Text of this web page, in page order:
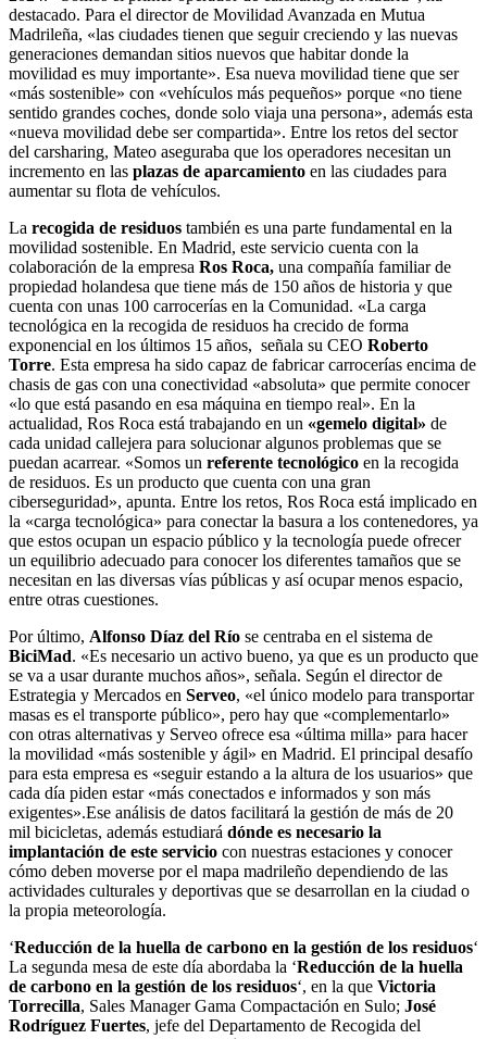
destacado. Para el director de Movilidad Avanzada en Mutua
Madrileña, «las ciudades tienen que seguir creciendo y las nuevas
generaciones demandan sitios nuevos que habitar donde la
movilidad es muy importante». Esa nueva movilidad tiene que ser
«más sostenible» con «vehículos más pequeños» porque «no tiene
sentido grandes coches, donde solo viaja una persona», además esta
«nueva movilidad debe ser compartida». Entre los retos del sector
del carsharing, Mateo aseguraba que los operadores necesitan un
incremento en las plazas de aparcamiento en las ciudades para
aumentar su flota de vehículos.
La recogida de residuos también es una parte fundamental en la
movilidad sostenible. En Madrid, este servicio cuenta con la
colaboración de la empresa Ros Roca, una compañía familiar de
propiedad holandesa que tiene más de 150 años de historia y que
cuenta con unas 100 carrocerías en la Comunidad. «La carga
tecnológica en la recogida de residuos ha crecido de forma
exponencial en los últimos 15 años, señala su CEO Roberto
Torre. Esta empresa ha sido capaz de fabricar carrocerías encima de
chasis de gas con una conectividad «absoluta» que permite conocer
«lo que está pasando en esa máquina en tiempo real». En la
actualidad, Ros Roca está trabajando en un «gemelo digital» de
cada unidad callejera para solucionar algunos problemas que se
puedan acarrear. «Somos un referente tecnológico en la recogida
de residuos. Es un producto que cuenta con una gran
ciberseguridad», apunta. Entre los retos, Ros Roca está implicado en
la «carga tecnológica» para conectar la basura a los contenedores, ya
que estos ocupan un espacio público y la tecnología puede ofrecer
un equilibrio adecuado para conocer los diferentes tamaños que se
necesitan en las diversas vías públicas y así ocupar menos espacio,
entre otras cuestiones.
Por último, Alfonso Díaz del Río se centraba en el sistema de
BiciMad. «Es necesario un activo bueno, ya que es un producto que
se va a usar durante muchos años», señala. Según el director de
Estrategia y Mercados en Serveo, «el único modelo para transportar
masas es el transporte público», pero hay que «complementarlo»
con otras alternativas y Serveo ofrece esa «última milla» para hacer
la movilidad «más sostenible y ágil» en Madrid. El principal desafío
para esta empresa es «seguir estando a la altura de los usuarios» que
cada día piden estar «más conectados e informados y son más
exigentes».Ese análisis de datos facilitará la gestión de más de 20
mil bicicletas, además estudiará dónde es necesario la
implantación de este servicio con nuestras estaciones y conocer
cómo deben moverse por el mapa madrileño dependiendo de las
actividades culturales y deportivas que se desarrollan en la ciudad o
la propia meteorología.
‘Reducción de la huella de carbono en la gestión de los residuos‘
La segunda mesa de este día abordaba la ‘Reducción de la huella
de carbono en la gestión de los residuos‘, en la que Victoria
Torrecilla, Sales Manager Gama Compactación en Sulo; José
Rodríguez Fuertes, jefe del Departamento de Recogida del